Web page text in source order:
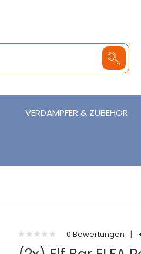
VERDAMPFER & ZUBEHÖR
0 Bewertungen |